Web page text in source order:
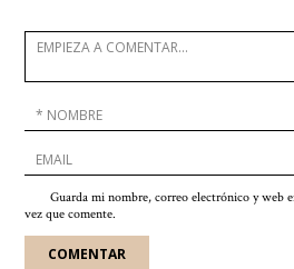
Guarda mi nombre, correo electrónico y web
vez que comente.